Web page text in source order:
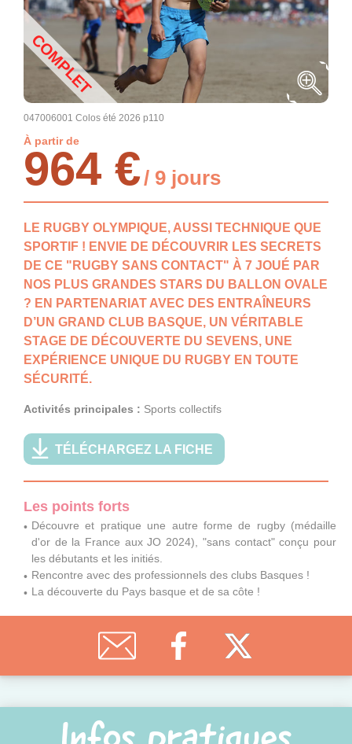
COMPLET
047006001 Colos été 2026 p110
À partir de
964 €/ 9 jours
LE RUGBY OLYMPIQUE, AUSSI TECHNIQUE QUE
SPORTIF ! ENVIE DE DÉCOUVRIR LES SECRETS
DE CE "RUGBY SANS CONTACT" À 7 JOUÉ PAR
NOS PLUS GRANDES STARS DU BALLON OVALE
? EN PARTENARIAT AVEC DES ENTRAÎNEURS
D’UN GRAND CLUB BASQUE, UN VÉRITABLE
STAGE DE DÉCOUVERTE DU SEVENS, UNE
EXPÉRIENCE UNIQUE DU RUGBY EN TOUTE
SÉCURITÉ.
Activités principales : Sports collectifs
TÉLÉCHARGEZ LA FICHE
Les points forts
Découvre et pratique une autre forme de rugby (médaille
d'or de la France aux JO 2024), "sans contact" conçu pour
les débutants et les initiés.
Rencontre avec des professionnels des clubs Basques !
La découverte du Pays basque et de sa côte !